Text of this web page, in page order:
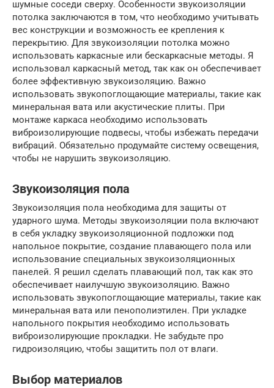
шумные соседи сверху. Особенности звукоизоляции
потолка заключаются в том, что необходимо учитывать
вес конструкции и возможность ее крепления к
перекрытию. Для звукоизоляции потолка можно
использовать каркасные или бескаркасные методы. Я
использовал каркасный метод, так как он обеспечивает
более эффективную звукоизоляцию. Важно
использовать звукопоглощающие материалы, такие как
минеральная вата или акустические плиты. При
монтаже каркаса необходимо использовать
виброизолирующие подвесы, чтобы избежать передачи
вибраций. Обязательно продумайте систему освещения,
чтобы не нарушить звукоизоляцию.
Звукоизоляция пола
Звукоизоляция пола необходима для защиты от
ударного шума. Методы звукоизоляции пола включают
в себя укладку звукоизоляционной подложки под
напольное покрытие, создание плавающего пола или
использование специальных звукоизоляционных
панелей. Я решил сделать плавающий пол, так как это
обеспечивает наилучшую звукоизоляцию. Важно
использовать звукопоглощающие материалы, такие как
минеральная вата или пенополиэтилен. При укладке
напольного покрытия необходимо использовать
виброизолирующие прокладки. Не забудьте про
гидроизоляцию, чтобы защитить пол от влаги.
Выбор материалов